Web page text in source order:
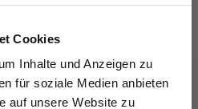
Cookies
Inhalte und Anzeigen zu
für soziale Medien anbieten
auf unsere Website zu
EUR 2.99
Angebot bis
31/08/2026